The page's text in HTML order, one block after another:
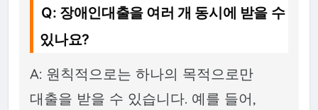
Q: 장애인대출을 여러 개 동시에 받을 수
있나요?
A: 원칙적으로는 하나의 목적으로만
대출을 받을 수 있습니다. 예를 들어,